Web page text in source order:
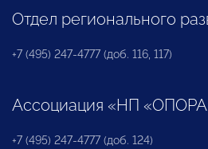
Отдел регионального
+7 (495) 247-4777 (доб. 116, 117)
Ассоциация «НП
+7 (495) 247-4777 (доб. 124)